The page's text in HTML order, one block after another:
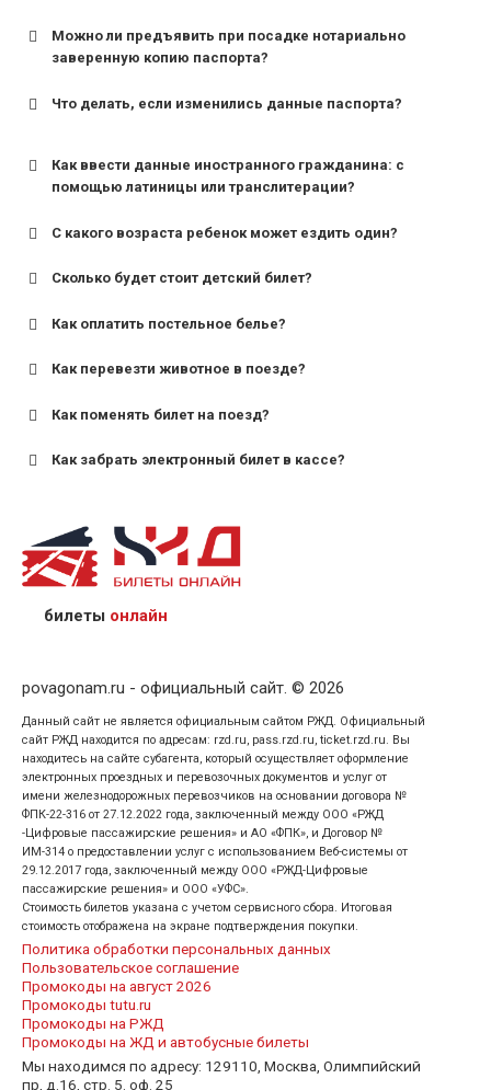
Можно ли предъявить при посадке нотариально
заверенную копию паспорта?
Что делать, если изменились данные паспорта?
Как ввести данные иностранного гражданина: с
помощью латиницы или транслитерации?
С какого возраста ребенок может ездить один?
для поездов дальнего следования — от 10 лет и
для пригородных поездов — от 7 лет.
Сколько будет стоит детский билет?
Как оплатить постельное белье?
Как перевезти животное в поезде?
Как поменять билет на поезд?
Как забрать электронный билет в кассе?
назвав кассиру 14-значный номер заказа;
предъявив удостоверение личности пассажира, на
кого оформлен билет.
билеты онлайн
povagonam.ru - официальный сайт. © 2026
Данный сайт не является официальным сайтом РЖД. Официальный
сайт РЖД находится по адресам: rzd.ru, pass.rzd.ru, ticket.rzd.ru. Вы
находитесь на сайте субагента, который осуществляет оформление
электронных проездных и перевозочных документов и услуг от
имени железнодорожных перевозчиков на основании договора №
ФПК-22-316 от 27.12.2022 года, заключенный между ООО «РЖД
-Цифровые пассажирские решения» и АО «ФПК», и Договор №
ИМ-314 о предоставлении услуг с использованием Веб-системы от
29.12.2017 года, заключенный между ООО «РЖД-Цифровые
пассажирские решения» и ООО «УФС».
Стоимость билетов указана с учетом сервисного сбора. Итоговая
стоимость отображена на экране подтверждения покупки.
Политика обработки персональных данных
Пользовательское соглашение
Промокоды на август 2026
Промокоды tutu.ru
Промокоды на РЖД
Промокоды на ЖД и автобусные билеты
Мы находимся по адресу: 129110, Москва, Олимпийский
пр, д.16, стр. 5. оф. 25